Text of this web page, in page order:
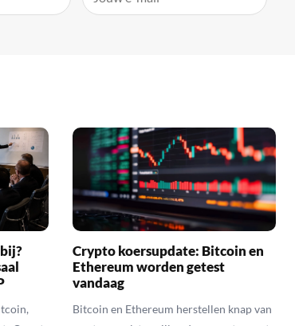
Crypto koersupdate: Bitcoin en
Ethereum worden getest
vandaag
Bitcoin en Ethereum herstellen knap van